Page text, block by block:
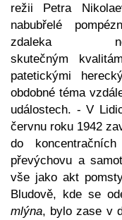
režii Petra
nabubřelé
zdaleka
skutečným
patetickými
obdobné téma
událostech. - V
červnu roku 1942
do
převýchovu a
vše jako akt
Bludově, kde se
mlýna, bylo zase v